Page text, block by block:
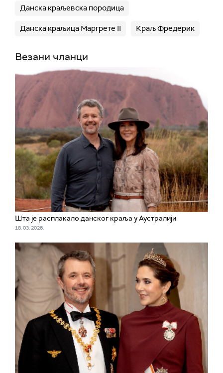
Данска краљевска породица
Данска краљица Маргрете II Краљ Фредерик
Везани чланци
Шта је расплакало данског краља у Аустралији
18. 03. 2026.